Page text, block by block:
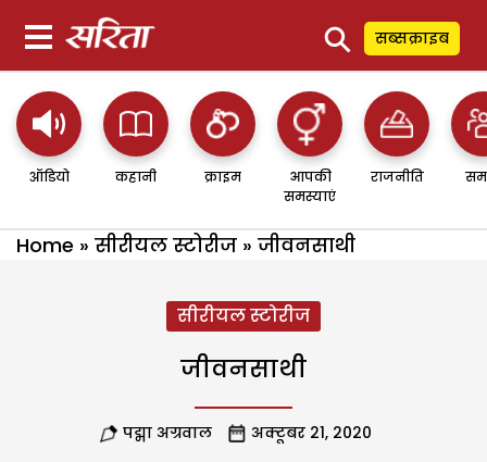
⚲ सब्सक्राइब
ऑडियो कहानी क्राइम
आपकी
समस्याएं
राजनीति
Home » सीरीयल स्टोरीज » जीवनसाथी
सीरीयल स्टोरीज
जीवनसाथी
पद्मा अग्रवाल अक्टूबर 21, 2020